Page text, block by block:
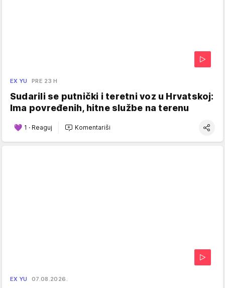
EX YU PRE 23 H
Sudarili se putnički i teretni voz u Hrvatskoj:
Ima povređenih, hitne službe na terenu
1 · Reaguj Komentariši
EX YU 07.08.2026.